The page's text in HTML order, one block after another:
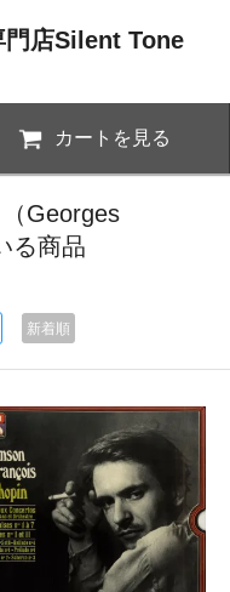
門店Silent Tone
カートを見る
Georges
る商品
新着順